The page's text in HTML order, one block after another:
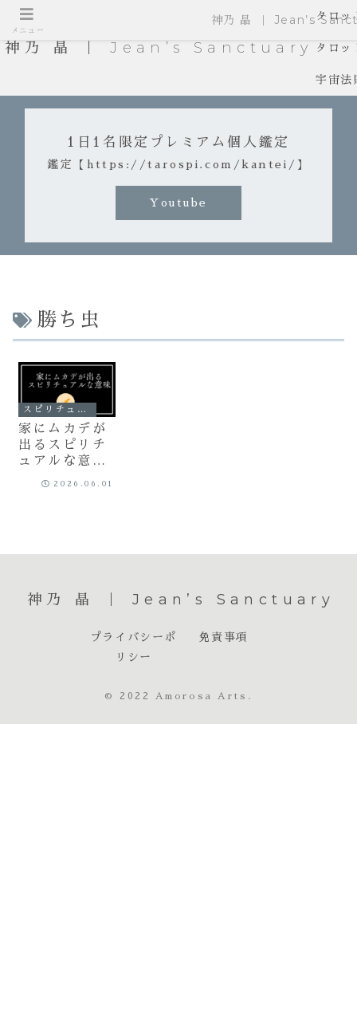
神乃 晶 ｜ Jean’s Sanctuary
タロッ
タロッ
宇宙法
1日1名限定プレミアム個人鑑定
鑑定【https://tarospi.com/kantei/】
Youtube
勝ち虫
スピリチュアル
家にムカデが
出るスピリチ
ュアルな意味
とは？毘沙門
2026.06.01
神乃 晶 ｜ Jean’s Sanctuary
プライバシーポ
リシー
免責事項
© 2022 Amorosa Arts.
メニュー
神乃 晶 ｜ Jean’s